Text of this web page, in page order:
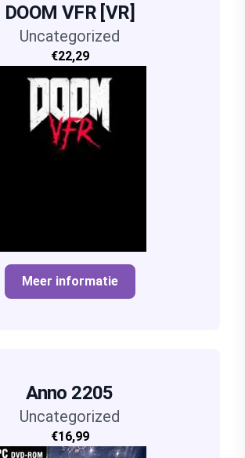
DOOM VFR [VR]
Uncategorized
€22,29
Meer informatie
Anno 2205
Uncategorized
€16,99